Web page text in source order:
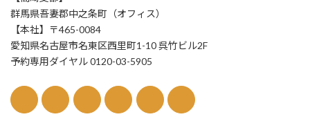
群馬県吾妻郡中之条町（オフィス）
【本社】〒465-0084
愛知県名古屋市名東区西里町1-10 呉竹ビル2F
予約専用ダイヤル 0120-03-5905